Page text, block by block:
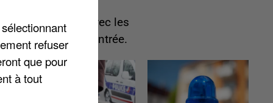
commun" avec les
partis à la rentrée.
refuser
que pour
à tout